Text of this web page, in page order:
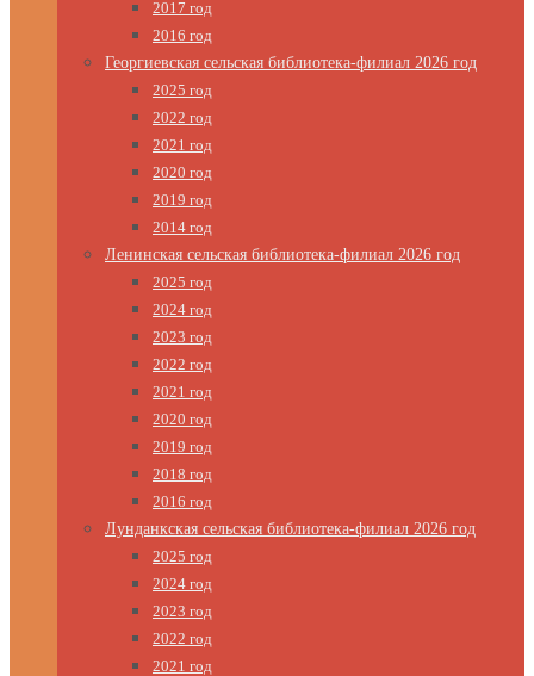
2017 год
2016 год
Георгиевская сельская библиотека-филиал 2026 год
2025 год
2022 год
2021 год
2020 год
2019 год
2014 год
Ленинская сельская библиотека-филиал 2026 год
2025 год
2024 год
2023 год
2022 год
2021 год
2020 год
2019 год
2018 год
2016 год
Лунданкская сельская библиотека-филиал 2026 год
2025 год
2024 год
2023 год
2022 год
2021 год